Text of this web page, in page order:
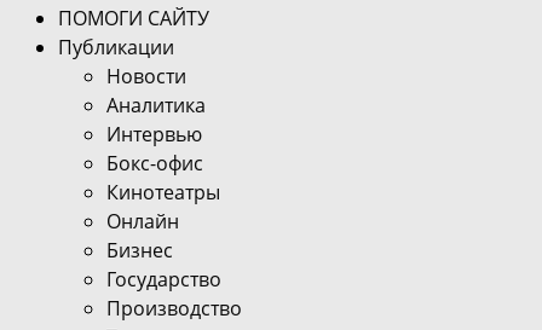
ПОМОГИ САЙТУ
Публикации
Новости
Аналитика
Интервью
Бокс-офис
Кинотеатры
Онлайн
Бизнес
Государство
Производство